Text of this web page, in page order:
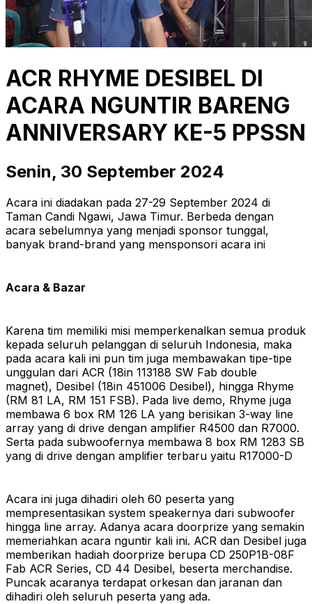
ACR RHYME DESIBEL DI
ACARA NGUNTIR BARENG
ANNIVERSARY KE-5 PPSSN
Senin, 30 September 2024
Acara ini diadakan pada 27-29 September 2024 di
Taman Candi Ngawi, Jawa Timur. Berbeda dengan
acara sebelumnya yang menjadi sponsor tunggal,
banyak brand-brand yang mensponsori acara ini
Acara & Bazar
Karena tim memiliki misi memperkenalkan semua produk
kepada seluruh pelanggan di seluruh Indonesia, maka
pada acara kali ini pun tim juga membawakan tipe-tipe
unggulan dari ACR (18in 113188 SW Fab double
magnet), Desibel (18in 451006 Desibel), hingga Rhyme
(RM 81 LA, RM 151 FSB). Pada live demo, Rhyme juga
membawa 6 box RM 126 LA yang berisikan 3-way line
array yang di drive dengan amplifier R4500 dan R7000.
Serta pada subwoofernya membawa 8 box RM 1283 SB
yang di drive dengan amplifier terbaru yaitu R17000-D
Acara ini juga dihadiri oleh 60 peserta yang
mempresentasikan system speakernya dari subwoofer
hingga line array. Adanya acara doorprize yang semakin
memeriahkan acara nguntir kali ini. ACR dan Desibel juga
memberikan hadiah doorprize berupa CD 250P1B-08F
Fab ACR Series, CD 44 Desibel, beserta merchandise.
Puncak acaranya terdapat orkesan dan jaranan dan
dihadiri oleh seluruh peserta yang ada.